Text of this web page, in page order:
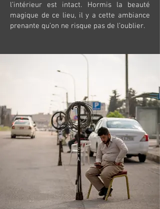
l’intérieur est intact. Hormis la beauté
magique de ce lieu, il y a cette ambiance
prenante qu’on ne risque pas de l’oublier.